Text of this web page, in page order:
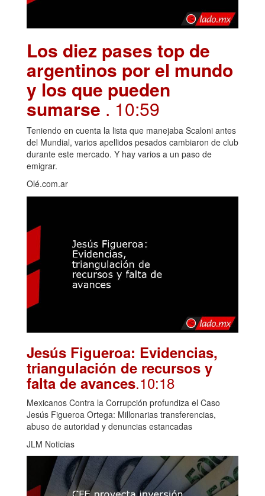
Los diez pases top de
argentinos por el mundo
y los que pueden
sumarse . 10:59
Teniendo en cuenta la lista que manejaba Scaloni antes
del Mundial, varios apellidos pesados cambiaron de club
durante este mercado. Y hay varios a un paso de
emigrar.
Olé.com.ar
Jesús Figueroa: Evidencias,
triangulación de recursos y
falta de avances.10:18
Mexicanos Contra la Corrupción profundiza el Caso
Jesús Figueroa Ortega: Millonarias transferencias,
abuso de autoridad y denuncias estancadas
JLM Noticias